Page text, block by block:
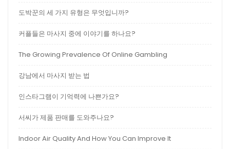
도박꾼의 세 가지 유형은 무엇입니까?
커플들은 마사지 중에 이야기를 하나요?
The Growing Prevalence Of Online Gambling
강남에서 마사지 받는 법
인스타그램이 기억력에 나쁜가요?
서씨가 제품 판매를 도와주나요?
Indoor Air Quality And How You Can Improve It